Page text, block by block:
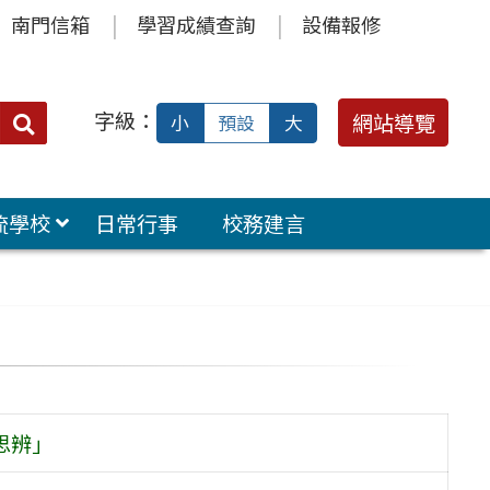
南門信箱 學習成績查詢 設備報修
搜
字級： 小 預設 大 網站導覽
學校 日常行事
校務建言
」